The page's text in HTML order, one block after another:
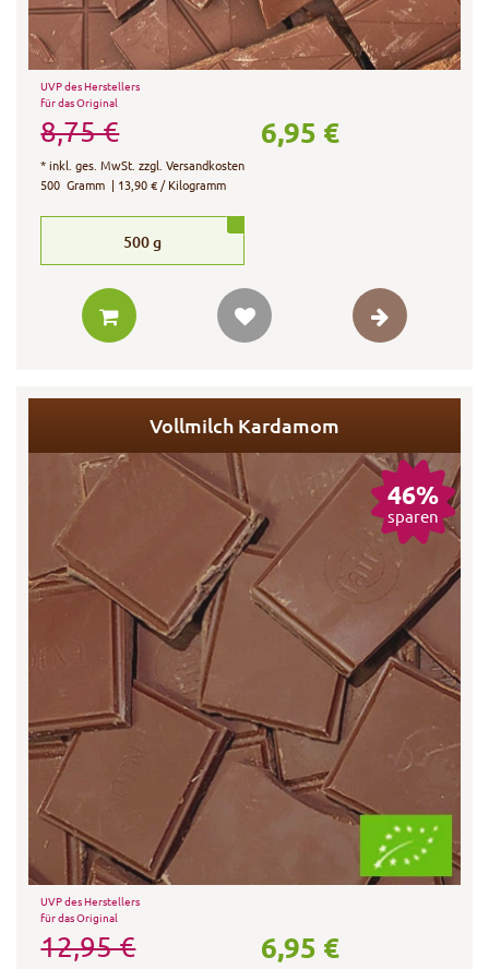
UVP des Herstellers
für das Original
8,75 € 6,95 €
*inkl. ges. MwSt. zzgl.Versandkosten
500 Gramm | 13,90 € / Kilogramm
500g
Vollmilch Kardamom
46%
sparen
UVP des Herstellers
für das Original
12,95 € 6,95 €